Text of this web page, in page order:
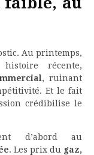
Au printemps,
récente,
, ruinant
Et le fait
crédibilise le
d’abord au
. Les prix du gaz,